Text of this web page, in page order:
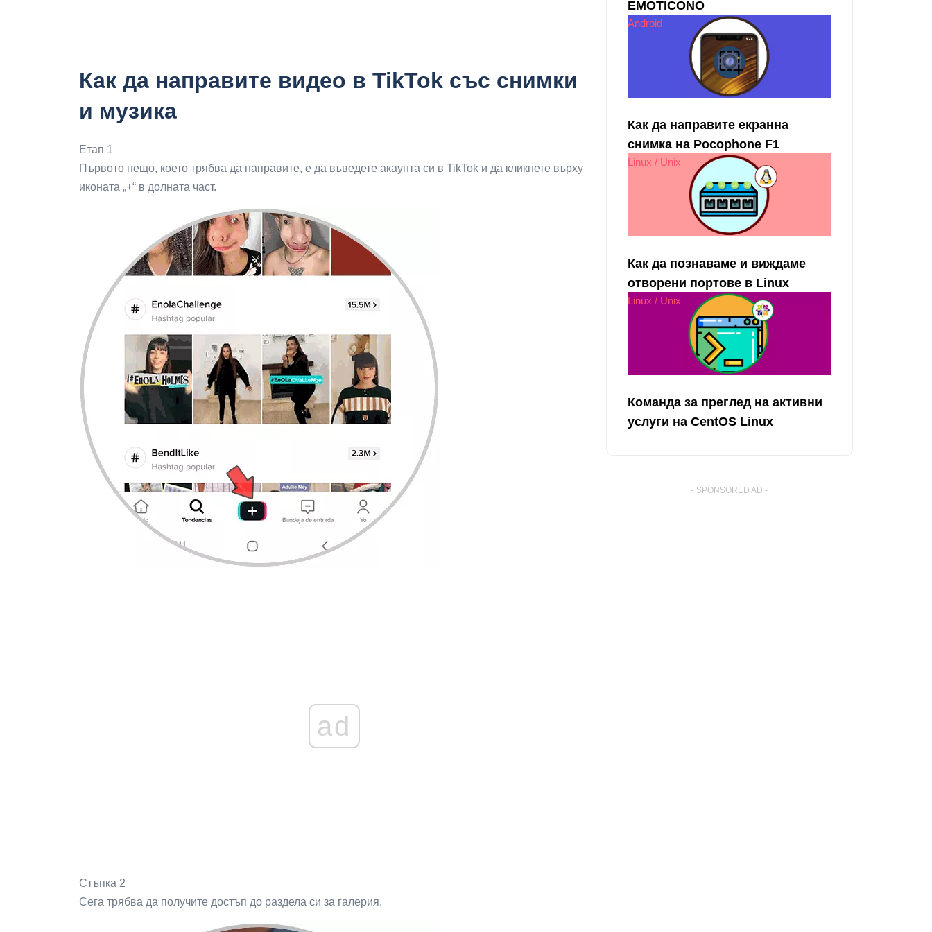
Как да направите видео в TikTok със снимки
и музика
Етап 1
Първото нещо, което трябва да направите, е да въведете акаунта си в TikTok и да кликнете върху
иконата „+“ в долната част.
ad
Стъпка 2
Сега трябва да получите достъп до раздела си за галерия.
EMOTICONO
Android
Как да направите екранна
снимка на Pocophone F1
Linux / Unix
Как да познаваме и виждаме
отворени портове в Linux
Linux / Unix
Команда за преглед на активни
услуги на CentOS Linux
- SPONSORED AD -